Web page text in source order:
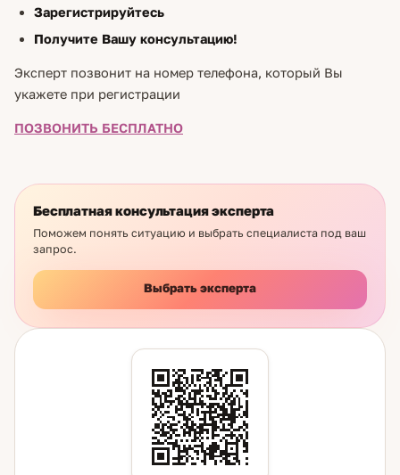
Зарегистрируйтесь
Получите Вашу консультацию!
Эксперт позвонит на номер телефона, который Вы
укажете при регистрации
ПОЗВОНИТЬ БЕСПЛАТНО
Бесплатная консультация эксперта
Поможем понять ситуацию и выбрать специалиста под ваш
запрос.
Выбрать эксперта